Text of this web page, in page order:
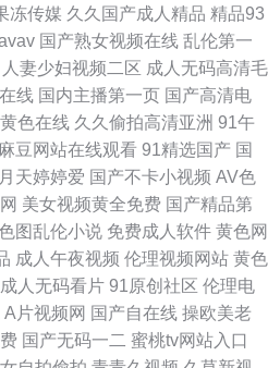
人操人人爽 早乙女露依女同 韩国a级色
乐 人人骚人人操人人舔 最近热播电视剧
网下载 18视频 福利视频导航视频 人妖欧
美人与兽
冻传媒 久久国产成人精品 精品93
国产熟女视频在线 乱伦第一
人妻少妇视频二区 成人无码高清毛
线 国内主播第一页 国产高清电
色在线 久久偷拍高清亚洲 91午
麻豆网站在线观看 91精选国产 国
天婷婷爱 国产不卡小视频 AV色
美女视频黄全免费 国产精品第
图乱伦小说 免费成人软件 黄色网
成人午夜视频 伦理视频网站 黄色
成人无码看片 91原创社区 伦理电
A片视频网 国产自在线 操欧美老
国产无码一二 蜜桃tv网站入口